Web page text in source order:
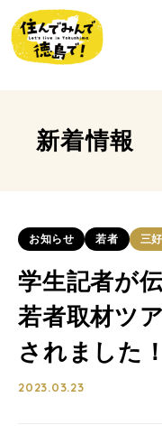
新着情報
お知らせ 若者 三
学生記者が
若者取材ツ
されました！
2023.03.23